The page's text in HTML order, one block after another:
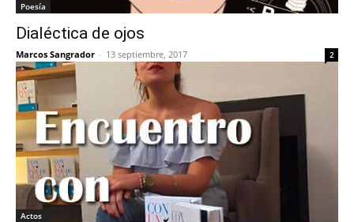
Poesía
Dialéctica de ojos
Marcos Sangrador - 13 septiembre, 2017 2
Actos